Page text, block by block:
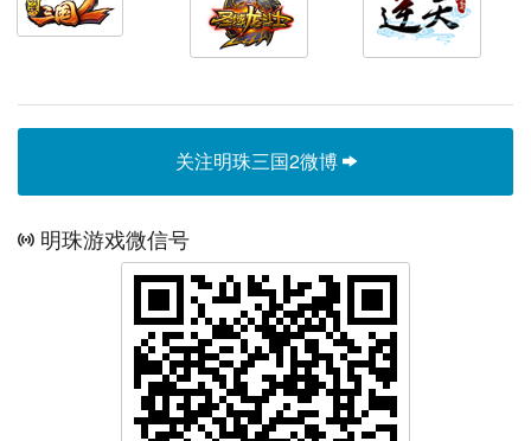
关注明珠三国2微博
明珠游戏微信号